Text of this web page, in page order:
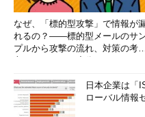
なぜ、「標的型攻撃」で情報が
れるの？――標的型メールのサ
プルから攻撃の流れ、対策の考
日本企業は
ローバル情報